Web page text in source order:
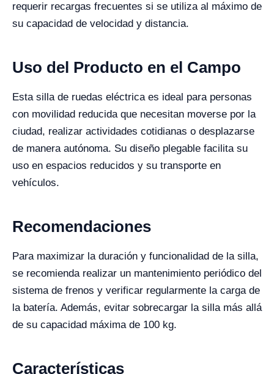
requerir recargas frecuentes si se utiliza al máximo de
su capacidad de velocidad y distancia.
Uso del Producto en el Campo
Esta silla de ruedas eléctrica es ideal para personas
con movilidad reducida que necesitan moverse por la
ciudad, realizar actividades cotidianas o desplazarse
de manera autónoma. Su diseño plegable facilita su
uso en espacios reducidos y su transporte en
vehículos.
Recomendaciones
Para maximizar la duración y funcionalidad de la silla,
se recomienda realizar un mantenimiento periódico del
sistema de frenos y verificar regularmente la carga de
la batería. Además, evitar sobrecargar la silla más allá
de su capacidad máxima de 100 kg.
Características